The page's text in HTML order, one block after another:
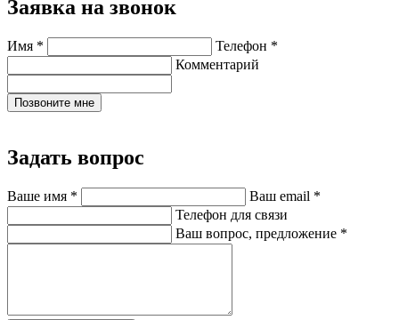
Заявка на звонок
Имя * Телефон *
Комментарий
Позвоните мне
Задать вопрос
Ваше имя * Ваш email *
Телефон для связи
Ваш вопрос, предложение *